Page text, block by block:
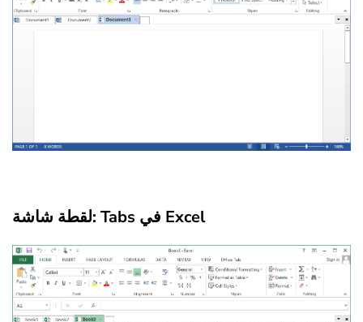
لقطة شاشة: Tabs في Excel